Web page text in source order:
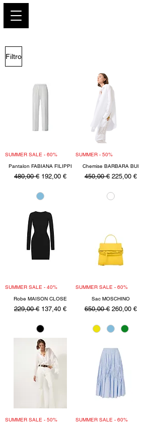
Filtro
SUMMER SALE - 60%
Pantalon FABIANA FILIPPI
Precio
480,00 € Precio de oferta
192,00 €
SUMMER - 50%
Chemise BARBARA BUI
Precio
450,00 € Precio de oferta
225,00 €
SUMMER SALE - 40%
Robe MAISON CLOSE
Precio
229,00 € Precio de oferta
137,40 €
SUMMER SALE - 60%
Sac MOSCHINO
Precio
650,00 € Precio de oferta
260,00 €
SUMMER SALE - 50%
SUMMER SALE - 60%